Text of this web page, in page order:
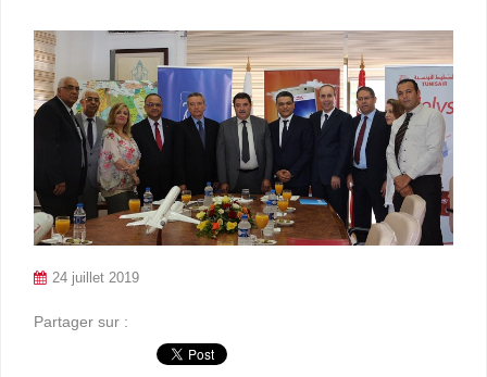
24 juillet 2019
Partager sur :